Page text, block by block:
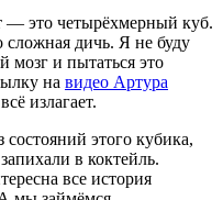
— это четырёхмерный куб.
сложная дичь. Я не буду
мозг и пытаться это
на видео Артура
излагает.
этого кубика,
в коктейль.
все история